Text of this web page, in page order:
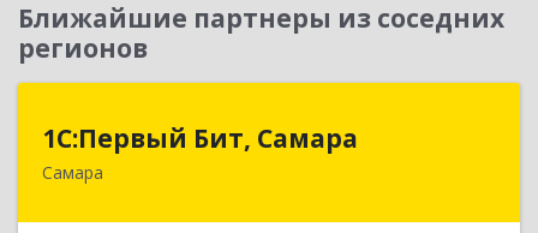
Ближайшие партнеры из соседних
регионов
1С:Первый Бит, Самара
Самара
1С:Первый Бит, Самара
443013, Самарская обл, Самара г, Дачная ул,